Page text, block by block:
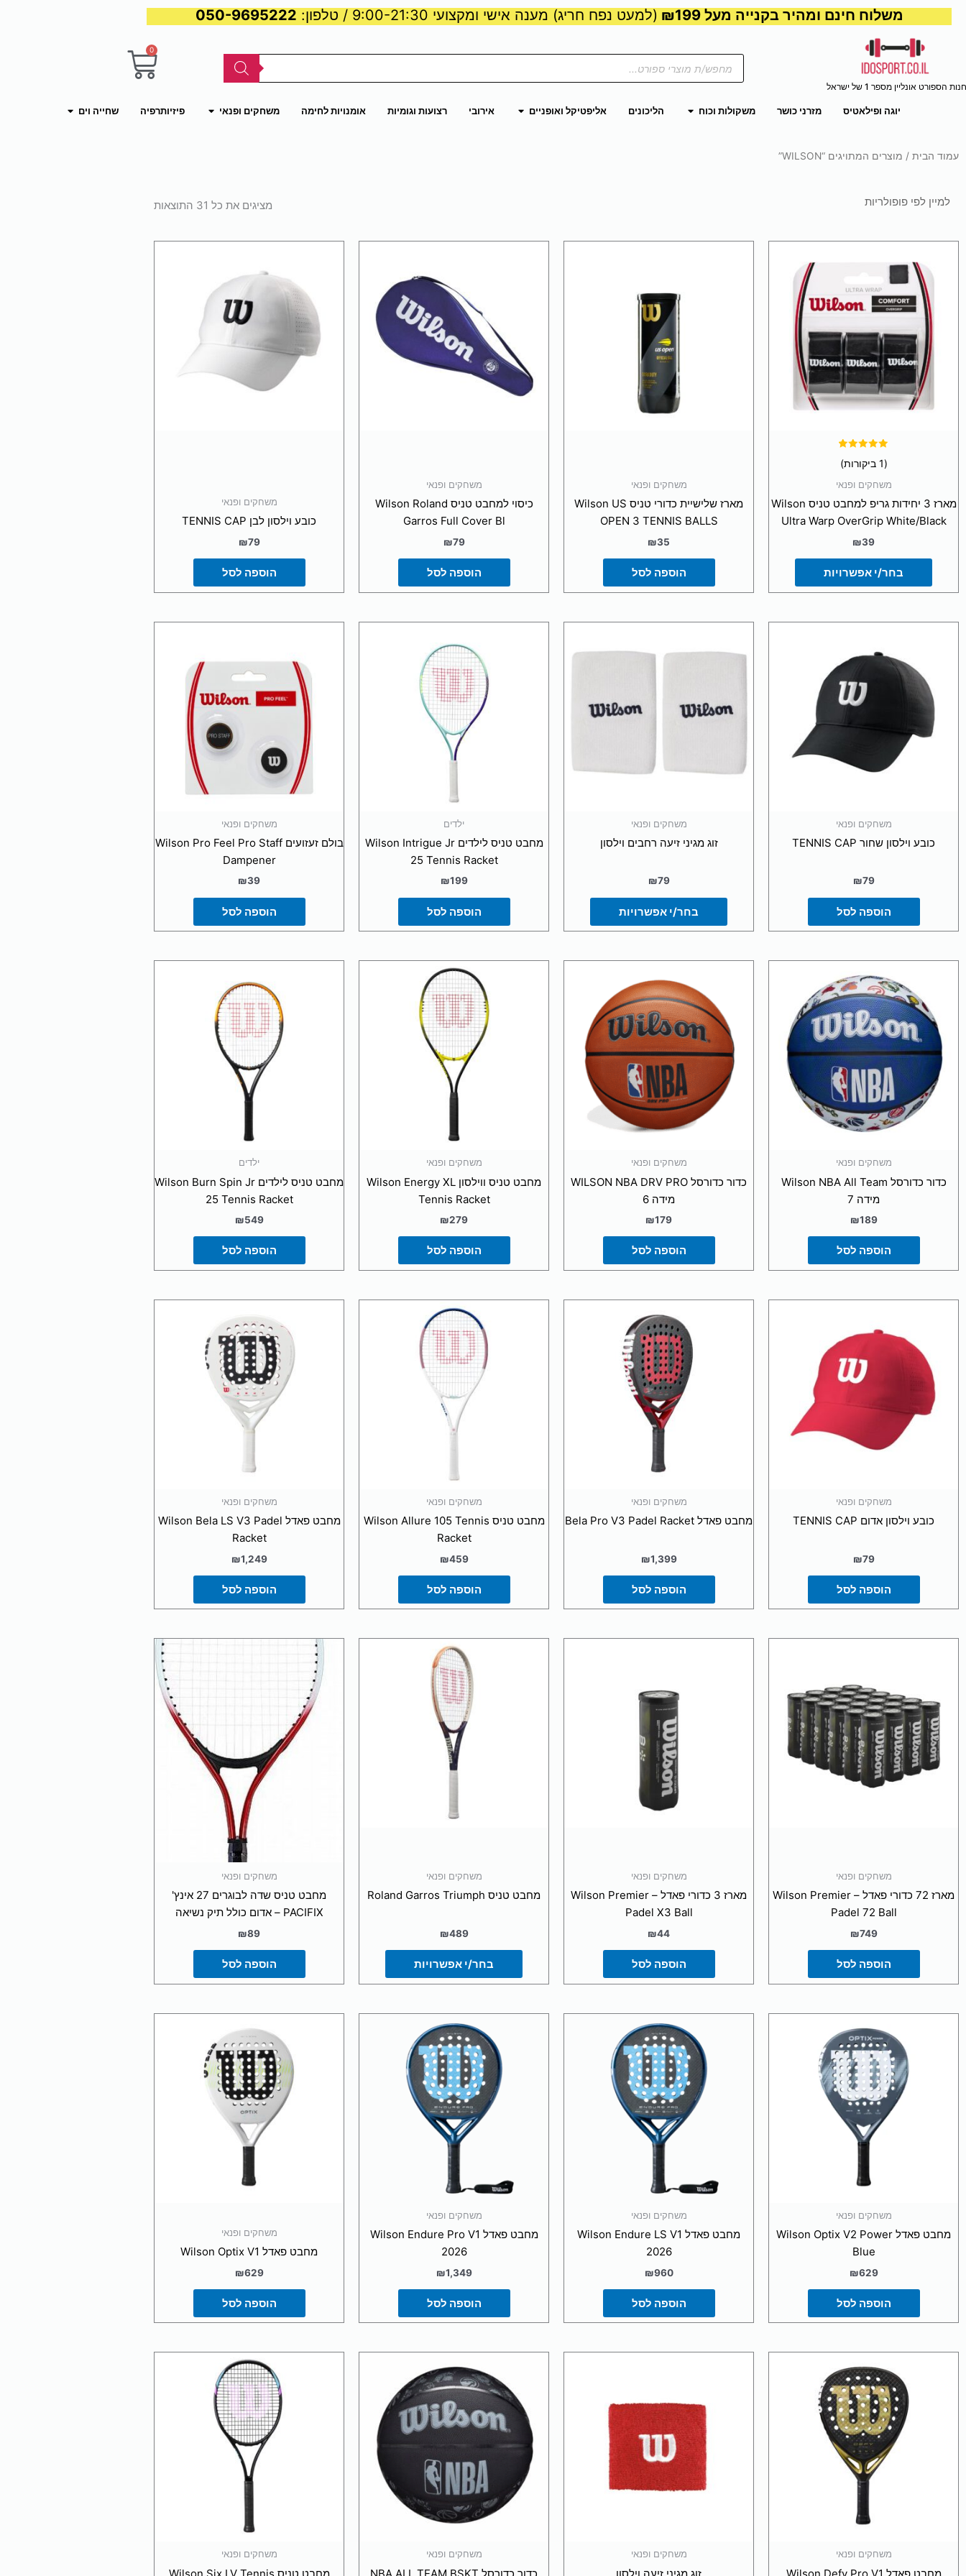
משלוח חינם ומהיר בקנייה מעל ₪199 (למעט נפח חריג) מענה אישי ומקצועי 9:00-21:30 / טלפון: 050-9695222
חנות הספורט אונליין מספר 1 של ישראל
Products
search
0
עגלת
יוגה ופילאטיס מזרני כושר משקולות וכוח פתח משקולות וכוח
הליכונים אליפטיקל ואופניים פתח אליפטיקל ואופניים
אירובי רצועות וגומיות אומנויות לחימה משחקים ופנאי פתח משחקים ופנאי
פיזיותרפיה שחייה וים פתח שחייה וים
עמוד הבית / מוצרים המתויגים “WILSON”
מציגים את כל ⁦31⁩ התוצאות לפי
5.00
(1 ביקורות)
משחקים ופנאי
מארז 3 יחידות גריפ למחבט טניס Wilson
Ultra Warp OverGrip White/Black
₪39
בחר/י אפשרויות
מספר
ניתן
לבחור
את
האפשרויות
בעמוד
משחקים ופנאי
מארז שלישיית כדורי טניס Wilson US
OPEN 3 TENNIS BALLS
₪35
הוספה לסל
משחקים ופנאי
כיסוי למחבט טניס Wilson Roland
Garros Full Cover Bl
₪79
הוספה לסל
משחקים ופנאי
כובע וילסון לבן TENNIS CAP
₪79
הוספה לסל
משחקים ופנאי
כובע וילסון שחור TENNIS CAP
₪79
הוספה לסל
משחקים ופנאי
זוג מגיני זיעה רחבים וילסון
₪79
בחר/י אפשרויות
ניתן
האפשרויות
ילדים
מחבט טניס לילדים Wilson Intrigue Jr
25 Tennis Racket
₪199
הוספה לסל
משחקים ופנאי
בולם זעזועים Wilson Pro Feel Pro Staff
Dampener
₪39
הוספה לסל
משחקים ופנאי
כדור כדורסל Wilson NBA All Team
מידה 7
₪189
הוספה לסל
משחקים ופנאי
כדור כדורסל WILSON NBA DRV PRO
מידה 6
₪179
הוספה לסל
משחקים ופנאי
מחבט טניס ווילסון Wilson Energy XL
Tennis Racket
₪279
הוספה לסל
ילדים
מחבט טניס לילדים Wilson Burn Spin Jr
25 Tennis Racket
₪549
הוספה לסל
משחקים ופנאי
כובע וילסון אדום TENNIS CAP
₪79
הוספה לסל
משחקים ופנאי
מחבט פאדל Bela Pro V3 Padel Racket
₪1,399
הוספה לסל
משחקים ופנאי
מחבט טניס Wilson Allure 105 Tennis
Racket
₪459
הוספה לסל
משחקים ופנאי
מחבט פאדל Wilson Bela LS V3 Padel
Racket
₪1,249
הוספה לסל
משחקים ופנאי
מארז 72 כדורי פאדל – Wilson Premier
Padel 72 Ball
₪749
הוספה לסל
משחקים ופנאי
מארז 3 כדורי פאדל – Wilson Premier
Padel X3 Ball
₪44
הוספה לסל
משחקים ופנאי
מחבט טניס Roland Garros Triumph
₪489
בחר/י אפשרויות
למוצר
זה
יש
מספר
סוגים.
ניתן
לבחור
את
המוצר
משחקים ופנאי
מחבט טניס שדה לבוגרים 27 אינץ'
PACIFIX – אדום כולל תיק נשיאה
₪89
הוספה לסל
משחקים ופנאי
מחבט פאדל Wilson Optix V2 Power
Blue
₪629
הוספה לסל
משחקים ופנאי
מחבט פאדל Wilson Endure LS V1
2026
₪960
הוספה לסל
משחקים ופנאי
מחבט פאדל Wilson Endure Pro V1
2026
₪1,349
הוספה לסל
משחקים ופנאי
מחבט פאדל Wilson Optix V1
₪629
הוספה לסל
משחקים ופנאי
מחבט פאדל Wilson Defy Pro V1
משחקים ופנאי
זוג מגיני זיעה וילסון
משחקים ופנאי
כדור כדורסל NBA ALL TEAM BSKT
משחקים ופנאי
מחבט טניס Wilson Six LV Tennis
משלוח חינם ומהיר עד הבית!
מינימום הזמנה למשלוח חינם 199 ש״ח.
כדי לתת לך חוויית קנייה מתוקה וזורמת, אנחנו משתמשים בקובצי Cookie להתאמה אישית
ושיפור האתר. המשך גלישה = הסכמה טעימה במיוחד.
מאשר/ת